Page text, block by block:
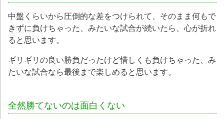
中盤くらいから圧倒的な差をつけられて、そのまま何もで
きずに負けちゃった、みたいな試合が続いたら、心が折れ
ると思います。
ギリギリの良い勝負だったけど惜しくも負けちゃった、み
たいな試合なら最後まで楽しめると思います。
全然勝てないのは面白くない